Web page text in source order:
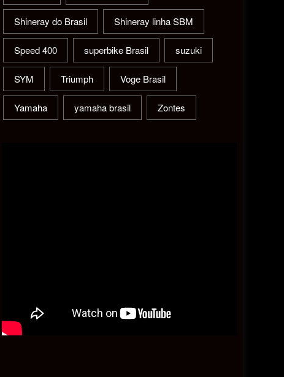
Shineray do Brasil Shineray linha SBM
Speed 400 superbike Brasil suzuki
SYM Triumph Voge Brasil
Yamaha yamaha brasil Zontes